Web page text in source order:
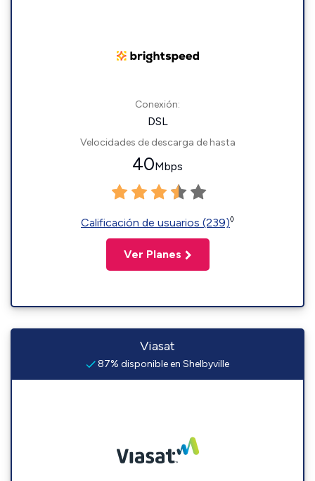
Conexión:
DSL
Velocidades de descarga de hasta
40Mbps
Calificación de usuarios (239)◊
Ver Planes
Viasat
87% disponible en Shelbyville